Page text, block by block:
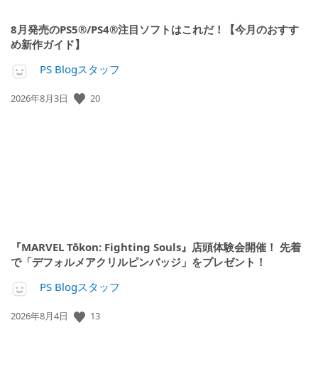
8月発売のPS5®/PS4®注目ソフトはこれだ！【今月のおすす
め新作ガイド】
PS Blogスタッフ
公
2026年8月3日 20
『MARVEL Tōkon: Fighting Souls』店頭体験会開催！ 先着
で「デフォルメアクリルピンバッジ」をプレゼント！
PS Blogスタッフ
公
2026年8月4日 13